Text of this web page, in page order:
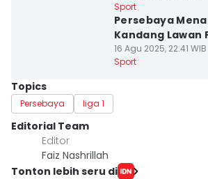
Sport
Persebaya
Kandang Lawan
16 Agu 2025, 22:41 WIB
Sport
Topics
Persebaya liga 1
Editorial Team
Editor
Faiz Nashrillah
Tonton lebih seru di